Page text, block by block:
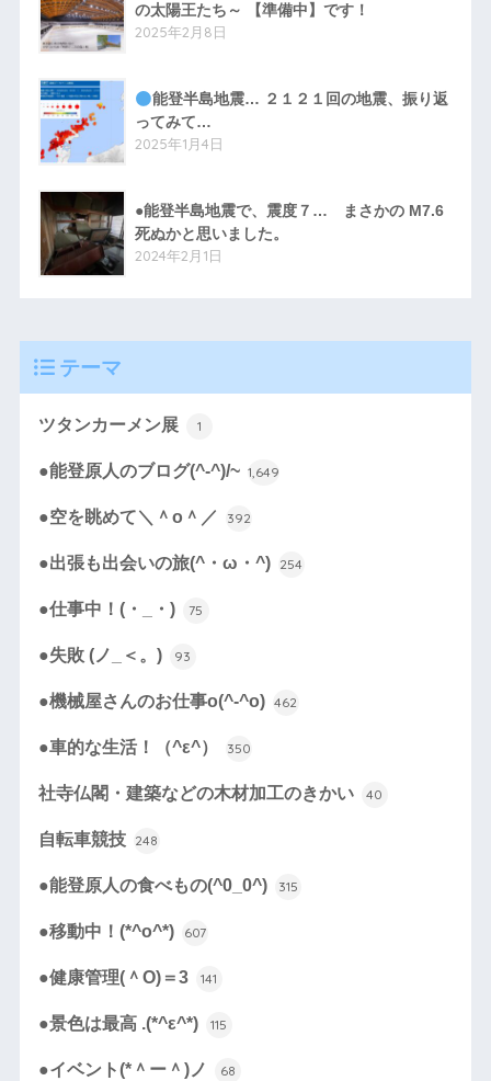
の太陽王たち～ 【準備中】です！
2025年2月8日
能登半島地震… ２１２１回の地震、振り返
ってみて…
2025年1月4日
●能登半島地震で、震度７… まさかの M7.6
死ぬかと思いました。
2024年2月1日
テーマ
ツタンカーメン展 1
●能登原人のブログ(^-^)/~ 1,649
●空を眺めて＼＾o＾／ 392
●出張も出会いの旅(^・ω・^) 254
●仕事中！(・_・) 75
●失敗 (ノ_＜。) 93
●機械屋さんのお仕事o(^-^o) 462
●車的な生活！（^ε^） 350
社寺仏閣・建築などの木材加工のきかい 40
自転車競技 248
●能登原人の食べもの(^0_0^) 315
●移動中！(*^o^*) 607
●健康管理(＾O)＝3 141
●景色は最高 .(*^ε^*) 115
●イベント(*＾ー＾)ノ 68